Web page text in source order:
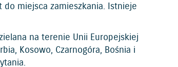
miejsca zamieszkania. Istnieje
na terenie Unii Europejskiej
Kosowo, Czarnogóra, Bośnia i